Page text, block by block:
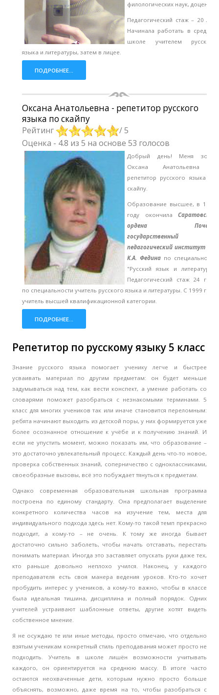
филологических наук, доцент.
Педагогический стаж – 20 лет.
Начинала работать в средней
школе учителем русского
языка и литературы, затем в лицее.
ПОДРОБНЕЕ...
Оксана Анатольевна - репетитор русского
языка по скайпу
Рейтинг
/ 5
Оценка - 4.8 из 5 на основе 53 голосов
Добрый день! Меня зовут
Оксана Анатольевна –
репетитор русского языка по
скайпу.
Образование высшее, в 1991
году окончила Саратовский
ордена Почета
государственный
педагогический институт им.
К.А. Федина по специальности
"Русский язык и литература".
Педагогический стаж 24 года
по специальности учитель русского языка и литературы. С 1999 года
учитель высшей квалификационной категории.
ПОДРОБНЕЕ...
Репетитор по русскому языку 5 класс
Знание русского языка помогает ученику легче и быстрее
усваивать материал по другим предметам: он будет меньше
задумываться над тем, как вести конспект, а умение работать со
словарями поможет разобраться с незнакомыми терминами. 5
класс для многих учеников так или иначе становится переломным:
ребята начинают выходить из детской поры, у них формируется уже
более осознанное отношение к учёбе и к получению знаний. И
если не упустить момент, можно показать им, что образование –
это достаточно увлекательный процесс. Каждый день что-то новое,
проверка собственных знаний, соперничество с одноклассниками,
своеобразные вызовы, всё это побуждает тянуться к предметам.
Однако современная образовательная школьная программа
построена по единому стандарту. Она предполагает выделение
конкретного количества часов на изучение тем, места для
индивидуального подхода здесь нет. Кому-то такой темп прекрасно
подходит, а кому-то – не очень. К тому же иногда бывает
достаточно сильно заболеть, чтобы начать отставать, перестать
понимать материал. Иногда это заставляет опускать руки даже тех,
кто раньше довольно неплохо учился. Наконец, у каждого
преподавателя есть своя манера ведения уроков. Кто-то хочет
пробудить интерес у учеников, а кому-то важно, чтобы в классе
была идеальная тишина, дисциплина и полный порядок. Одних
учителей устраивают шаблонные ответы, другие хотят видеть
собственное мнение.
Я не осуждаю те или иные методы, просто отмечаю, что отдельно
взятым ученикам конкретный стиль преподавания может просто не
подходить. Учитель в школе лишён возможности учитывать
каждого, он ориентируется на среднюю массу. В итоге часто
остаются неохваченные дети, которым нужно просто больше
объяснять, возможно, даже время на то, чтобы разобраться с